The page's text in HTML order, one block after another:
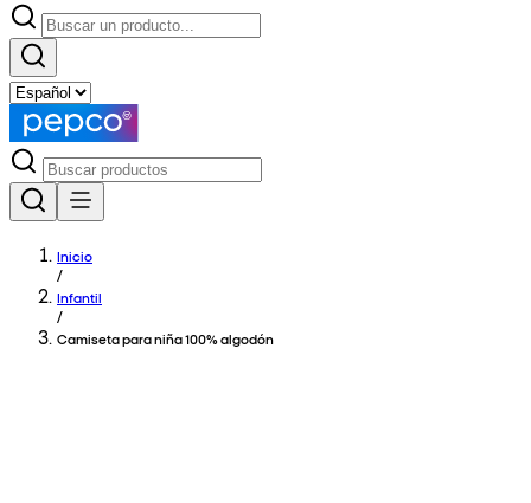
Inicio
/
Infantil
/
Camiseta para niña 100% algodón